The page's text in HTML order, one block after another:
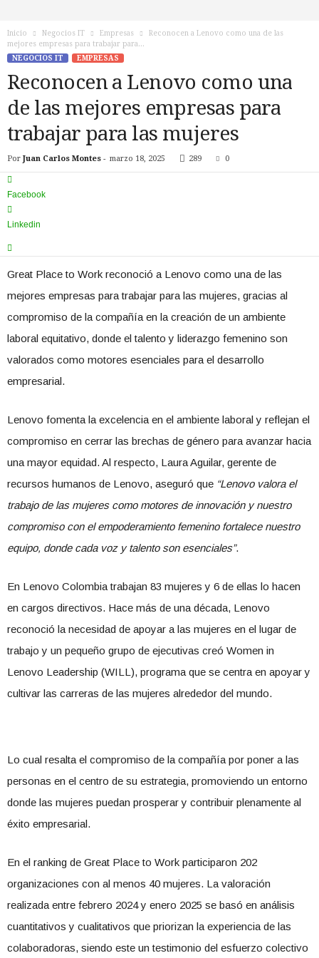
Inicio Negocios IT Empresas
Reconocen a Lenovo como una de las
mejores empresas para trabajar para...
NEGOCIOS IT
EMPRESAS
Reconocen a Lenovo como una
de las mejores empresas para
trabajar para las mujeres
Por Juan Carlos Montes - marzo 18, 2025 289 0
Facebook
Linkedin
Great Place to Work reconoció a Lenovo como una de las
mejores empresas para trabajar para las mujeres, gracias al
compromiso de la compañía en la creación de un ambiente
laboral equitativo, donde el talento y liderazgo femenino son
valorados como motores esenciales para el desarrollo
empresarial.
Lenovo fomenta la excelencia en el ambiente laboral y reflejan el
compromiso en cerrar las brechas de género para avanzar hacia
una mayor equidad. Al respecto, Laura Aguilar, gerente de
recursos humanos de Lenovo, aseguró que “Lenovo valora el
trabajo de las mujeres como motores de innovación y nuestro
compromiso con el empoderamiento femenino fortalece nuestro
equipo, donde cada voz y talento son esenciales”.
En Lenovo Colombia trabajan 83 mujeres y 6 de ellas lo hacen
en cargos directivos. Hace más de una década, Lenovo
reconoció la necesidad de apoyar a las mujeres en el lugar de
trabajo y un pequeño grupo de ejecutivas creó Women in
Lenovo Leadership (WILL), programa que se centra en apoyar y
cultivar las carreras de las mujeres alrededor del mundo.
Lo cual resalta el compromiso de la compañía por poner a las
personas en el centro de su estrategia, promoviendo un entorno
donde las mujeres puedan prosperar y contribuir plenamente al
éxito empresarial.
En el ranking de Great Place to Work participaron 202
organizaciones con al menos 40 mujeres. La valoración
realizada entre febrero 2024 y enero 2025 se basó en análisis
cuantitativos y cualitativos que priorizan la experiencia de las
colaboradoras, siendo este un testimonio del esfuerzo colectivo